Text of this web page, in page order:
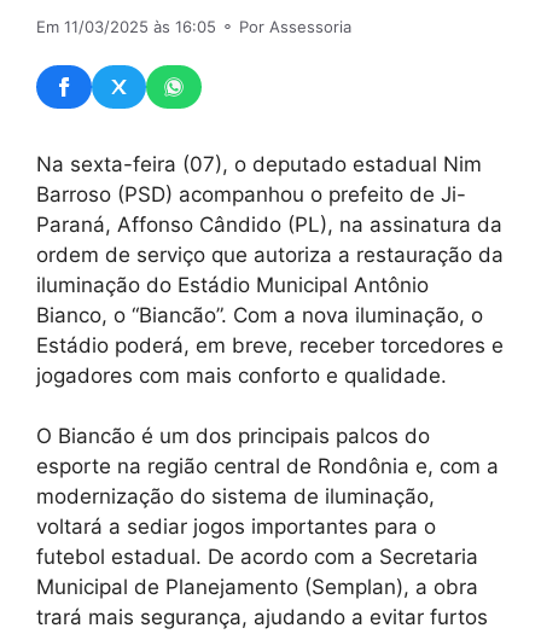
Em 11/03/2025 às 16:05 ⚬ Por Assessoria
Na sexta-feira (07), o deputado estadual Nim
Barroso (PSD) acompanhou o prefeito de Ji-
Paraná, Affonso Cândido (PL), na assinatura da
ordem de serviço que autoriza a restauração da
iluminação do Estádio Municipal Antônio
Bianco, o “Biancão”. Com a nova iluminação, o
Estádio poderá, em breve, receber torcedores e
jogadores com mais conforto e qualidade.
O Biancão é um dos principais palcos do
esporte na região central de Rondônia e, com a
modernização do sistema de iluminação,
voltará a sediar jogos importantes para o
futebol estadual. De acordo com a Secretaria
Municipal de Planejamento (Semplan), a obra
trará mais segurança, ajudando a evitar furtos